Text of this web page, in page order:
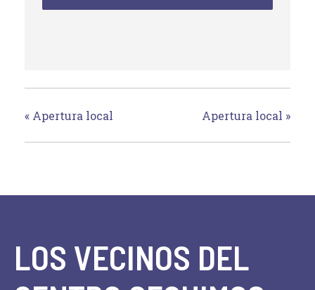
« Apertura local Apertura local »
LOS VECINOS DEL